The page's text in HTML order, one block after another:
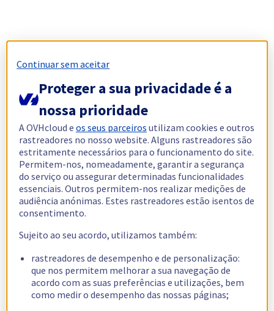
Continuar sem aceitar
Proteger a sua privacidade é a
nossa prioridade
A OVHcloud eos seus parceiros utilizam cookies e outros
rastreadores no nosso website. Alguns rastreadores são
estritamente necessários para o funcionamento do site.
Permitem-nos, nomeadamente, garantir a segurança
do serviço ou assegurar determinadas funcionalidades
essenciais. Outros permitem-nos realizar medições de
audiência anónimas. Estes rastreadores estão isentos de
consentimento.
Sujeito ao seu acordo, utilizamos também:
rastreadores de desempenho e de personalização:
que nos permitem melhorar a sua navegação de
acordo com as suas preferências e utilizações, bem
como medir o desempenho das nossas páginas;